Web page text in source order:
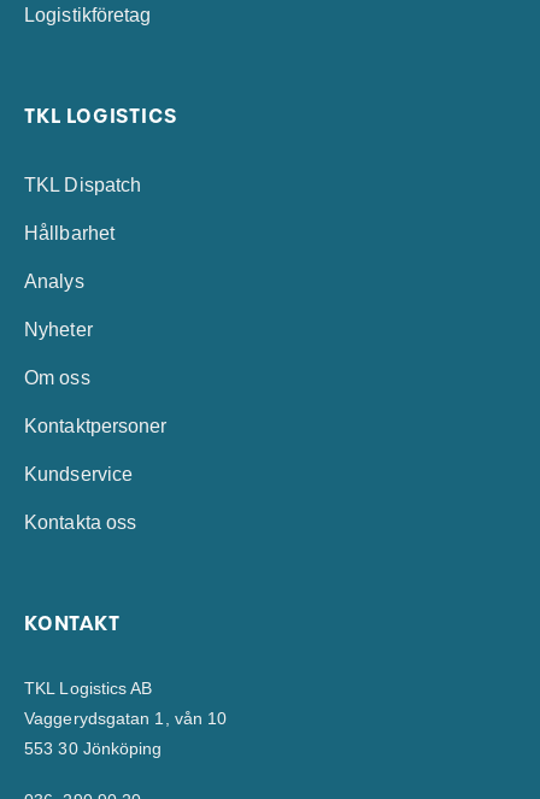
Logistikföretag
TKL LOGISTICS
TKL Dispatch
Hållbarhet
Analys
Nyheter
Om oss
Kontaktpersoner
Kundservice
Kontakta oss
KONTAKT
TKL Logistics AB
Vaggerydsgatan 1, vån 10
553 30 Jönköping